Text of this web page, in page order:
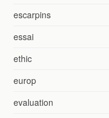
escarpins
essai
ethic
europ
evaluation